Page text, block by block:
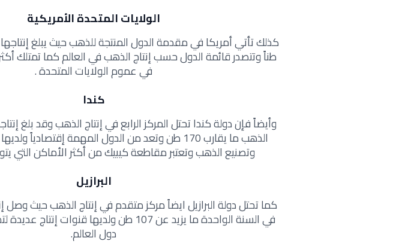
الولايات المتحدة الأمريكية
طناً وتتصدر قائمة الدول حسب إنتاج الذهب في العالم كما تمتلك
في عموم الولايات المتحدة .
كندا
وأيضاً فإن دولة كندا تحتل المركز الرابع في إنتاج الذهب وقد بلغ
الذهب ما يقارب 170 طن وتعد من الدول المهمة
وتصنيع الذهب وتعتبر مقاطعة كيبيك من أكثر الأماكن التي
البرازيل
كما تحتل دولة البرازيل ايضاً مركز متقدم في إنتاج الذهب حيث وصل
في السنة الواحدة ما يزيد عن 107 طن ولديها
دول العالم.